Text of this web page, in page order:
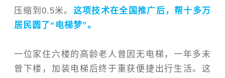
压缩到0.5米。 这项技术在全国推广后，帮十多万
居民圆了“电梯梦”。
一位家住六楼的高龄老人曾因无电梯，一年多未
曾下楼，加装电梯后终于重获便捷出行生活。这